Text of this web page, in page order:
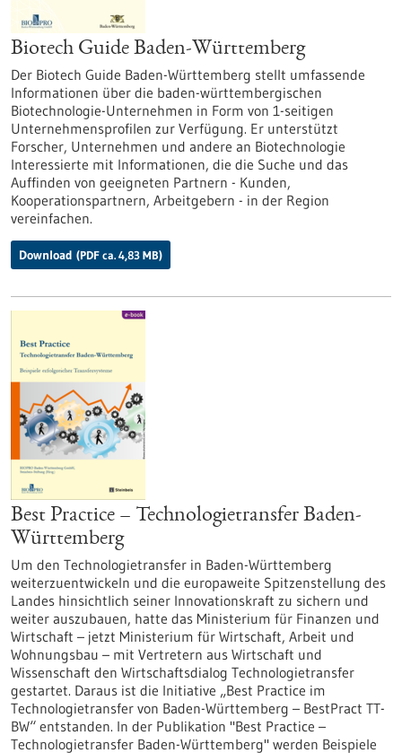
Biotech Guide Baden-Württemberg
Der Biotech Guide Baden-Württemberg stellt umfassende
Informationen über die baden-württembergischen
Biotechnologie-Unternehmen in Form von 1-seitigen
Unternehmensprofilen zur Verfügung. Er unterstützt
Forscher, Unternehmen und andere an Biotechnologie
Interessierte mit Informationen, die die Suche und das
Auffinden von geeigneten Partnern - Kunden,
Kooperationspartnern, Arbeitgebern - in der Region
vereinfachen.
Download (PDF ca. 4,83 MB)
Best Practice – Technologietransfer Baden-
Württemberg
Um den Technologietransfer in Baden-Württemberg
weiterzuentwickeln und die europaweite Spitzenstellung des
Landes hinsichtlich seiner Innovationskraft zu sichern und
weiter auszubauen, hatte das Ministerium für Finanzen und
Wirtschaft – jetzt Ministerium für Wirtschaft, Arbeit und
Wohnungsbau – mit Vertretern aus Wirtschaft und
Wissenschaft den Wirtschaftsdialog Technologietransfer
gestartet. Daraus ist die Initiative „Best Practice im
Technologietransfer von Baden-Württemberg – BestPract TT-
BW“ entstanden. In der Publikation "Best Practice –
Technologietransfer Baden-Württemberg" werden Beispiele